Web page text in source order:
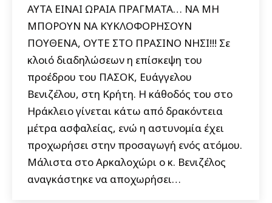
ΑΥΤΑ ΕΙΝΑΙ ΩΡΑΙΑ ΠΡΑΓΜΑΤΑ… ΝΑ ΜΗ
ΜΠΟΡΟΥΝ ΝΑ ΚΥΚΛΟΦΟΡΗΣΟΥΝ
ΠΟΥΘΕΝΑ, ΟΥΤΕ ΣΤΟ ΠΡΑΣΙΝΟ ΝΗΣΙ!!! Σε
κλοιό διαδηλώσεων η επίσκεψη του
προέδρου του ΠΑΣΟΚ, Ευάγγελου
Βενιζέλου, στη Κρήτη. Η κάθοδός του στο
Ηράκλειο γίνεται κάτω από δρακόντεια
μέτρα ασφαλείας, ενώ η αστυνομία έχει
προχωρήσει στην προσαγωγή ενός ατόμου.
Μάλιστα στο Αρκαλοχώρι ο κ. Βενιζέλος
αναγκάστηκε να αποχωρήσει…